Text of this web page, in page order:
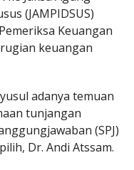
(JAMPIDSUS)
Keuangan
keuangan
adanya temuan
tunjangan
(SPJ)
Dr. Andi Atssam.